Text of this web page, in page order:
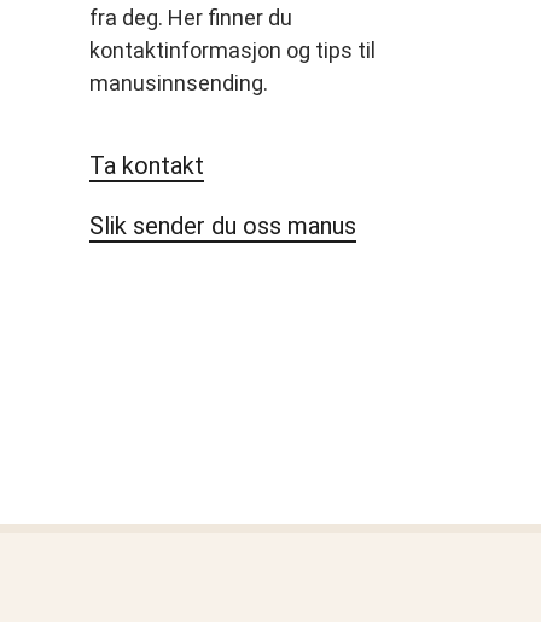
fra deg. Her finner du
kontaktinformasjon og tips til
manusinnsending.
Ta kontakt
Slik sender du oss manus